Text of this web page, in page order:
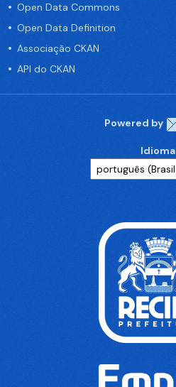
Open Data Commons
Open Data Definition
Associação CKAN
API do CKAN
Powered by
Idioma